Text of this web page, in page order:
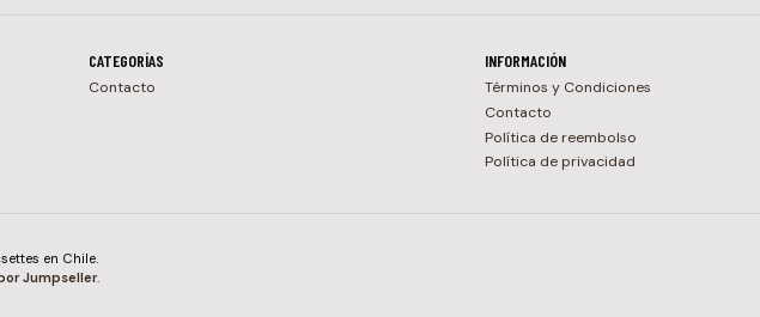
CATEGORÍAS
Contacto
INFORMACIÓN
Términos y Condiciones
Contacto
Política de reembolso
Política de privacidad
en Chile.
Jumpseller.